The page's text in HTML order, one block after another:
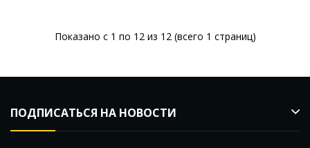
Показано с 1 по 12 из 12 (всего 1 страниц)
ПОДПИСАТЬСЯ НА НОВОСТИ